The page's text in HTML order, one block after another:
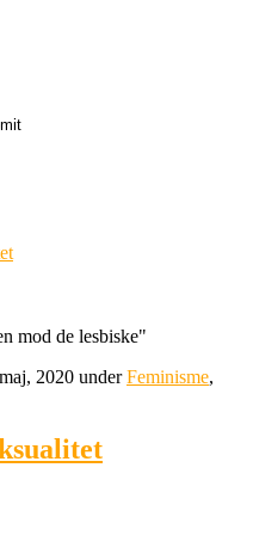
mod de lesbiske"
2020 underFeminisme,